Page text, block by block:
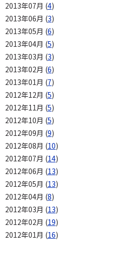
2013年07月 (4)
2013年06月 (3)
2013年05月 (6)
2013年04月 (5)
2013年03月 (3)
2013年02月 (6)
2013年01月 (7)
2012年12月 (5)
2012年11月 (5)
2012年10月 (5)
2012年09月 (9)
2012年08月 (10)
2012年07月 (14)
2012年06月 (13)
2012年05月 (13)
2012年04月 (8)
2012年03月 (13)
2012年02月 (19)
2012年01月 (16)